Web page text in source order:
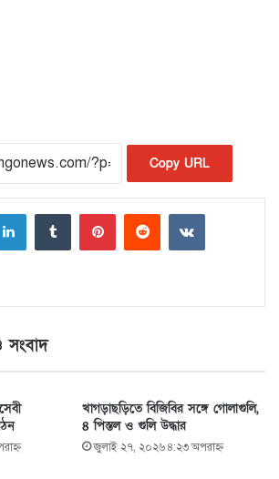
Copy URL
LinkedIn
খাগড়াছড়িতে বিজিবির সঙ্গে গোলাগুলি,
৪ পিস্তল ও গুলি উদ্ধার
জুলাই ২৭, ২০২৬ ৪:২৩ অপরাহ্ণ